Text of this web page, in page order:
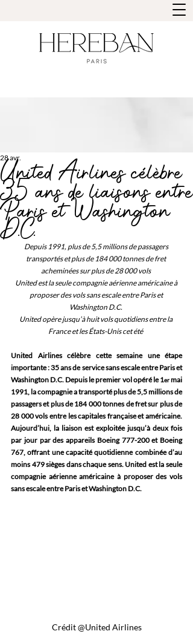
United Airlines célèbre
35 ans de liaisons entre
Paris et Washington
D.C.
28 avr.
Depuis 1991, plus de 5,5 millions de passagers
transportés et plus de 184 000 tonnes de fret
acheminées sur plus de 28 000 vols
United est la seule compagnie aérienne américaine à
proposer des vols sans escale entre Paris et
Washington D.C.
United opère jusqu’à huit vols quotidiens entre la
France et les États-Unis cet été
United Airlines célèbre cette semaine une étape
importante : 35 ans de service sans escale entre Paris et
Washington D.C. Depuis le premier vol opéré le 1er mai
1991, la compagnie a transporté plus de 5,5 millions de
passagers et plus de 184 000 tonnes de fret sur plus de
28 000 vols entre les capitales française et américaine.
Aujourd’hui, la liaison est exploitée jusqu’à deux fois
par jour par des appareils Boeing 777-200 et Boeing
767, offrant une capacité quotidienne combinée d’au
moins 479 sièges dans chaque sens. United est la seule
compagnie aérienne américaine à proposer des vols
sans escale entre Paris et Washington D.C.
Crédit @United Airlines